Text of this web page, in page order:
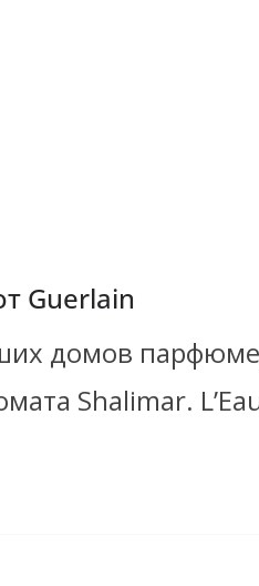
Guerlain
домов
Shalimar.